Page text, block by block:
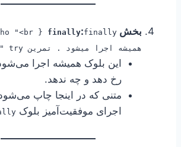
بخش finally:
همیشه اجرا میشود . تمرین try "; }
این بلوک همیشه اجرا
رخ دهد و چه ندهد.
متنی که در اینجا چاپ
اجرای موفقیت‌آمیز بلوک